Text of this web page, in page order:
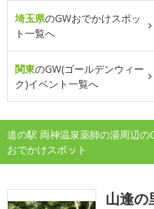
埼玉県のGWおでかけスポッ
ト一覧へ
関東のGW(ゴールデンウィー
ク)イベント一覧へ
道の駅 両神温泉薬師の湯周辺の
おでかけスポット
山逢の